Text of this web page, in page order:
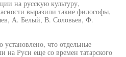
на русскую культуру,
выразили такие философы,
А. Белый, В. Соловьев, Ф.
установлено, что отдельные
на Руси еще со времен татарского